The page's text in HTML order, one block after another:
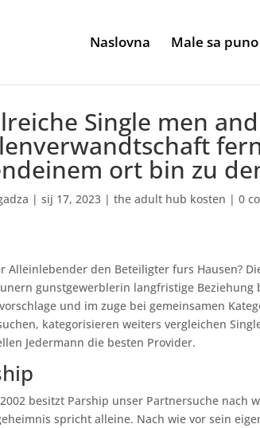
Naslovna Male sa
Single men
ort bin zu
|sij 17, 2023 |the adult hub kosten |0
Alleinlebender den Beteiligter furs Hausen?
gunstgewerblerin langfristige
und im zuge bei gemeinsamen
kategorisieren weiters vergleichen
Jedermann die besten Provider.
besitzt Parship unser Partnersuche nach
spricht alleine. Nach wie vor sein